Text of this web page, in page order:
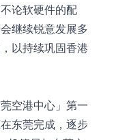
跑汽车和
应商
论软硬件的配
继续锐意发展多
以持续巩固香港
空港中心」第一
东莞完成，逐步